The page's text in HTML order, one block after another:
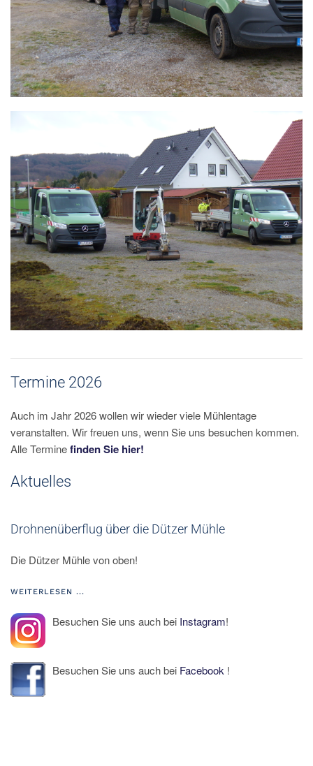
Termine 2026
Auch im Jahr 2026 wollen wir wieder viele Mühlentage
veranstalten. Wir freuen uns, wenn Sie uns besuchen kommen.
Alle Terminefinden Sie hier!
Aktuelles
Drohnenüberflug über die Dützer Mühle
Die Dützer Mühle von oben!
WEITERLESEN ...
Besuchen Sie uns auch bei Instagram!
Besuchen Sie uns auch bei Facebook !